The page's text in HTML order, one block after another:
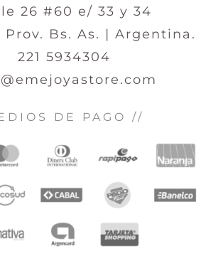
26 #60 e/ 33 y 34
Prov. Bs. As. | Argentina.
221 5934304
DE PAGO //